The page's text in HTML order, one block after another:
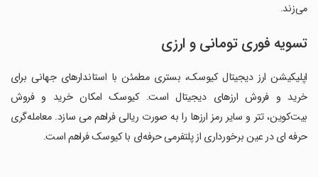
می‌زند.
تسویه فوری تومانی و ارزی
اپلیکیشن ارز ﺩﯾﺠﯿﺘﺎﻝ ﮐﯿﻮﺳﮏ، ﺑﺴﺘﺮﯼ ﻣﻄﻤﺌﻦ ﺑﺎ ﺍﺳﺘﺎﻧﺪﺍﺭﻫﺎﯼ ﺟﻬﺎﻧﯽ ﺑﺮﺍﯼ
ﺧﺮﯾﺪ ﻭ ﻓﺮﻭﺵ ﺍﺭﺯﻫﺎﯼ ﺩﯾﺠﯿﺘﺎﻝ ﺍﺳﺖ. ﮐﯿﻮﺳﮏ ﺍﻣﮑﺎﻥ ﺧﺮﯾﺪ ﻭ ﻓﺮﻭﺵ
ﺑﯿﺖﮐﻮﯾﻦ، تتر ﻭ ﺳﺎﯾﺮ ﺭﻣﺰ ﺍﺭﺯﻫﺎ ﺭﺍ ﺑﻪ ﺻﻮﺭﺕ ﺭﯾﺎﻟﯽ ﻓﺮﺍﻫﻢ ﻣﯽ ﺳﺎﺯﺩ. ﻣﻌﺎﻣﻠﻪﮔﺮﯼ
ﺣﺮﻓﻪ ﺍﯼ ﺩﺭ ﻋﯿﻦ ﺑﺮﺧﻮﺭﺩﺍﺭﯼ ﺍﺯ ﭘﻠﺘﻔﺮﻣﯽ ﺣﺮﻓﻪﺍﯼ ﺑﺎ ﮐﯿﻮﺳﮏ ﻓﺮﺍﻫﻢ ﺍﺳﺖ.